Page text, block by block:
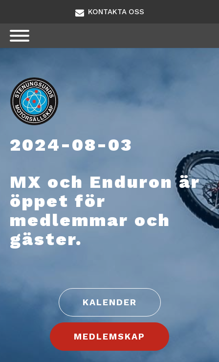
KONTAKTA OSS
2024-08-03
MX och Enduron är
öppet för
medlemmar och
gäster.
KALENDER
MEDLEMSKAP